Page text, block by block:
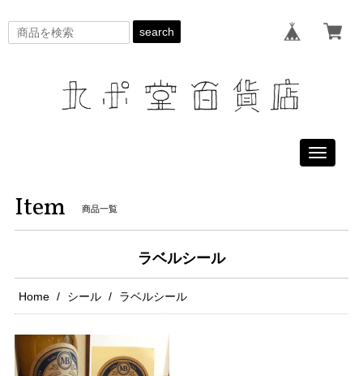
search
Toggle
Item 商品一覧
ラベルシール
Home シール ラベルシール